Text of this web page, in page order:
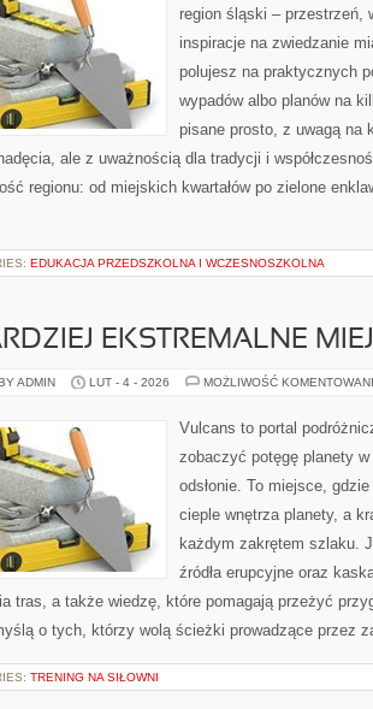
region śląski – przestrzeń,
inspiracje na zwiedzanie
polujesz na praktycznych
wypadów albo planów na
pisane prosto, z uwagą na
ale z uważnością dla tradycji i
regionu: od miejskich kwartałów po zielone
EDUKACJA PRZEDSZKOLNA I WCZESNOSZKOLNA
EKSTREMALNE
ADMIN LUT - 4 - 2026 MOŻLIWOŚĆ
Vulcans to portal
zobaczyć potęgę planety
odsłonie. To miejsce,
cieple wnętrza planety, a
każdym zakrętem szlaku.
źródła erupcyjne oraz
tras, a także wiedzę, które pomagają przeżyć
o tych, którzy wolą ścieżki prowadzące przez
TRENING NA SIŁOWNI